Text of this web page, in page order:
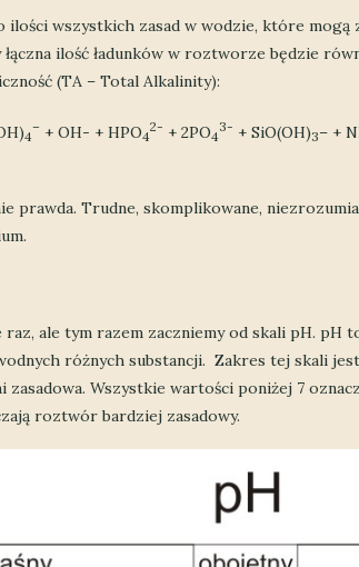
ilości wszystkich zasad w wodzie, które
ilość ładunków w roztworze będzie
(TA – Total Alkalinity):
4
– + OH- + HPO4
2- + 2PO4
3- + SiO(OH)3– +
prawda. Trudne, skomplikowane,
ale tym razem zaczniemy od skali pH. pH
różnych substancji. Zakres tej skali
zasadowa. Wszystkie wartości poniżej 7
roztwór bardziej zasadowy.